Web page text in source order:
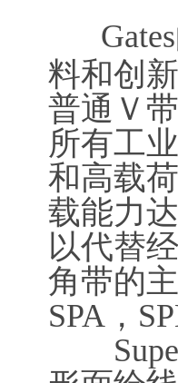
料和创
普通Ｖ
所有工
和高载
载能力
以代替
角带的
SPA，
Super